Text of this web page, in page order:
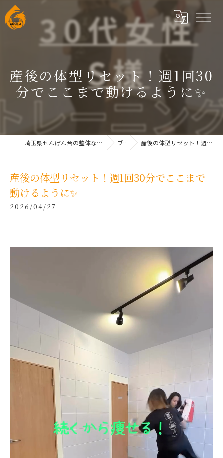
産後の体型リセット！週1回30
分でここまで動けるように✨
埼玉県せんげん台の整体なら根本改善整体院AQUILAせんげん台 ブログ 産後の体型リセット！週1回30分でここまで動けるように✨
産後の体型リセット！週1回30分でここまで
動けるように✨
2026/04/27